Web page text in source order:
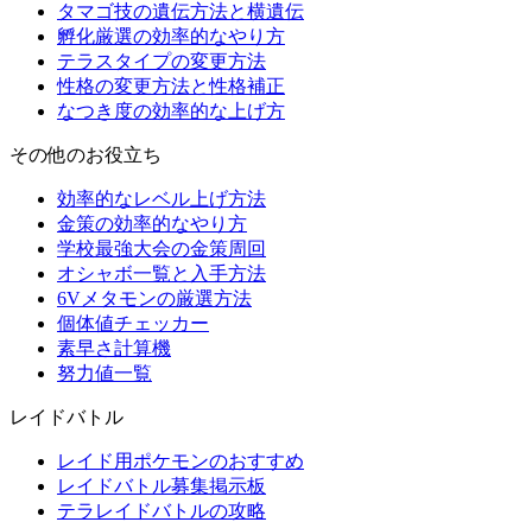
タマゴ技の遺伝方法と横遺伝
孵化厳選の効率的なやり方
テラスタイプの変更方法
性格の変更方法と性格補正
なつき度の効率的な上げ方
その他のお役立ち
効率的なレベル上げ方法
金策の効率的なやり方
学校最強大会の金策周回
オシャボ一覧と入手方法
6Vメタモンの厳選方法
個体値チェッカー
素早さ計算機
努力値一覧
レイドバトル
レイド用ポケモンのおすすめ
レイドバトル募集掲示板
テラレイドバトルの攻略